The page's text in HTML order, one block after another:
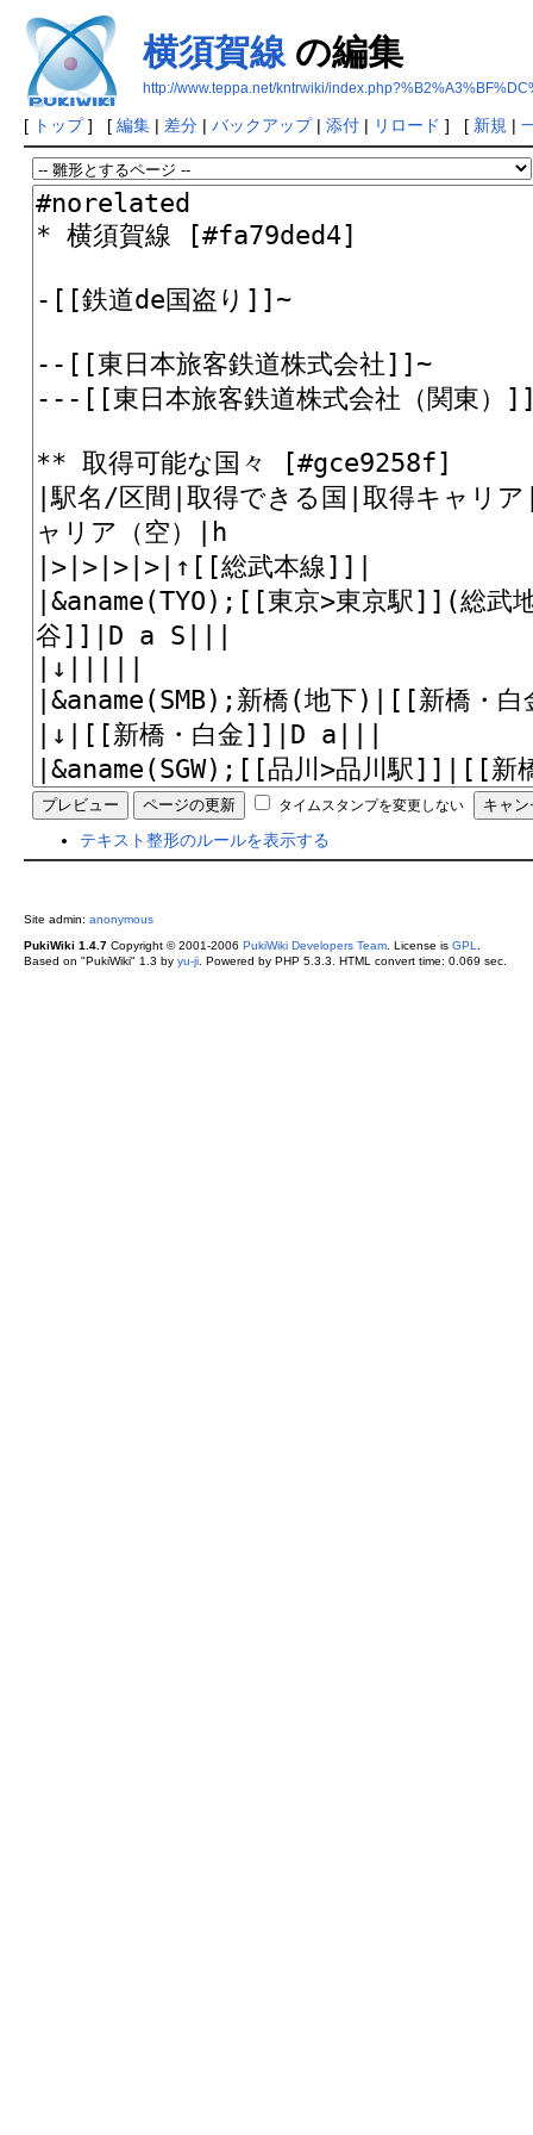
横須賀線 の編集
http://www.teppa.net/kntrwiki/
[ トップ] [ 編集| 差分| バックアップ| 添付| リロード ] [ 新規 |
タイムスタンプを変更しない
テキスト整形のルールを表示する
Site admin: anonymous
PukiWiki 1.4.7Copyright © 2001-2006 PukiWiki Developers Team. License is GPL
Based on "PukiWiki" 1.3 by yu-ji. Powered by PHP 5.3.3. HTML convert time: 0.069 sec.